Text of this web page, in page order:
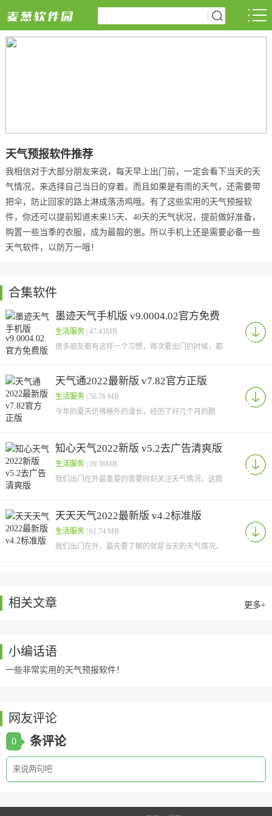
天气预报软件推荐
我相信对于大部分朋友来说，每天早上出门前，一定会看下当天的天
气情况，来选择自己当日的穿着。而且如果是有雨的天气，还需要带
把伞，防止回家的路上淋成落汤鸡哦。有了这些实用的天气预报软
件，你还可以提前知道未来15天、40天的天气状况，提前做好准备，
购置一些当季的衣服，成为最靓的崽。所以手机上还是需要必备一些
天气软件，以防万一哦！
合集软件
墨迹天气手机版 v9.0004.02官方免费
版
生活服务| 47.43MB
很多朋友都有这样一个习惯，每次要出门的时候，都
天气通2022最新版 v7.82官方正版
生活服务| 56.76 MB
今年的夏天仿佛格外的漫长，经历了好几个月的酷
知心天气2022新版 v5.2去广告清爽版
生活服务| 39.36MB
我们出门在外最重要的需要时刻关注天气情况，这款
天天天气2022最新版 v4.2标准版
生活服务| 61.74 MB
我们出门在外，最先要了解的就是当天的天气情况，
相关文章 更多+
小编话语
一些非常实用的天气预报软件！
网友评论
0 条评论